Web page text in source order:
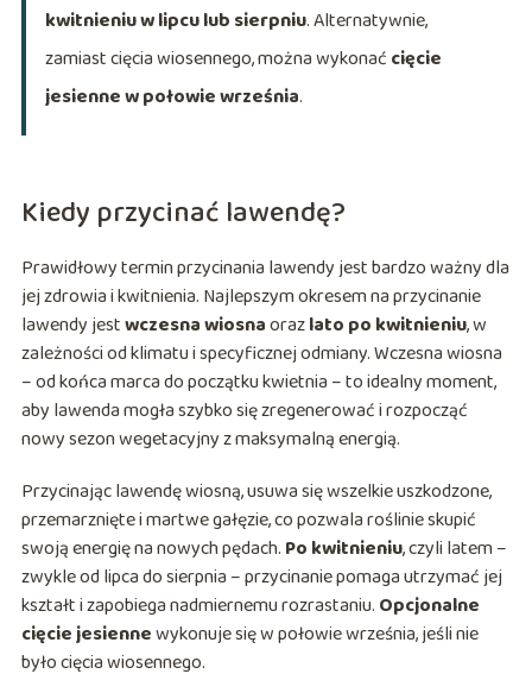
kwitnieniu w lipcu lub sierpniu. Alternatywnie,
zamiast cięcia wiosennego, można wykonać cięcie
jesienne w połowie września.
Kiedy przycinać lawendę?
Prawidłowy termin przycinania lawendy jest bardzo ważny dla
jej zdrowia i kwitnienia. Najlepszym okresem na przycinanie
lawendy jestwczesna wiosnaorazlato po kwitnieniu, w
zależności od klimatu i specyficznej odmiany. Wczesna wiosna
– od końca marca do początku kwietnia – to idealny moment,
aby lawenda mogła szybko się zregenerować i rozpocząć
nowy sezon wegetacyjny z maksymalną energią.
Przycinając lawendę wiosną, usuwa się wszelkie uszkodzone,
przemarznięte i martwe gałęzie, co pozwala roślinie skupić
swoją energię na nowych pędach. Po kwitnieniu, czyli latem –
zwykle od lipca do sierpnia – przycinanie pomaga utrzymać jej
kształt i zapobiega nadmiernemu rozrastaniu. Opcjonalne
cięcie jesiennewykonuje się w połowie września, jeśli nie
było cięcia wiosennego.